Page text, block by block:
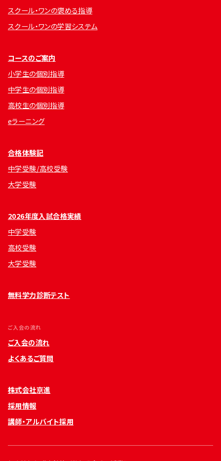
スクール・ワンの褒める指導
スクール・ワンの学習システム
コースのご案内
小学生の個別指導
中学生の個別指導
高校生の個別指導
eラーニング
合格体験記
中学受験/高校受験
大学受験
2026年度入試合格実績
中学受験
高校受験
大学受験
無料学力診断テスト
ご入会の流れ
ご入会の流れ
よくあるご質問
株式会社京進
採用情報
講師・アルバイト採用